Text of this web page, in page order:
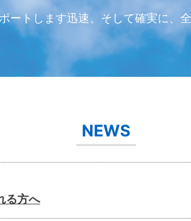
各種業務＆料金
ご依頼の流れ
Profile
ートします迅速、そして確実に、
NEWS
る方へ